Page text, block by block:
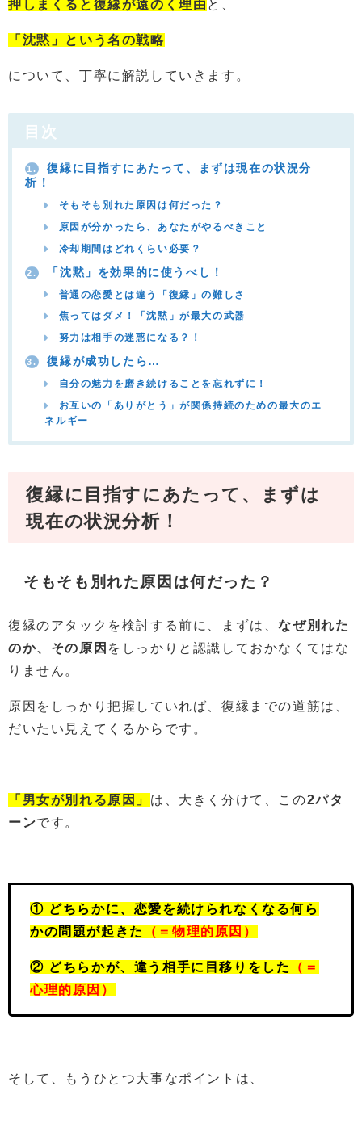
押しまくると復縁が遠のく理由 と、
「沈黙」という名の戦略
について、丁寧に解説していきます。
目次
1.
復縁に目指すにあたって、まずは現在の状況分
析！
そもそも別れた原因は何だった？
原因が分かったら、あなたがやるべきこと
冷却期間はどれくらい必要？
2. 「沈黙」を効果的に使うべし！
普通の恋愛とは違う「復縁」の難しさ
焦ってはダメ！「沈黙」が最大の武器
努力は相手の迷惑になる？！
3. 復縁が成功したら…
自分の魅力を磨き続けることを忘れずに！
お互いの「ありがとう」が関係持続のための最大のエ
ネルギー
復縁に目指すにあたって、まずは
現在の状況分析！
そもそも別れた原因は何だった？
復縁のアタックを検討する前に、まずは、なぜ別れた
のか、その原因 をしっかりと認識しておかなくてはな
りません。
原因をしっかり把握していれば、復縁までの道筋は、
だいたい見えてくるからです。
「男女が別れる原因」 は、大きく分けて、この2パタ
ーンです。
① どちらかに、恋愛を続けられなくなる何ら
かの問題が起きた
（＝物理的原因）
② どちらかが、違う相手に目移りをした
（＝
心理的原因）
そして、もうひとつ大事なポイントは、